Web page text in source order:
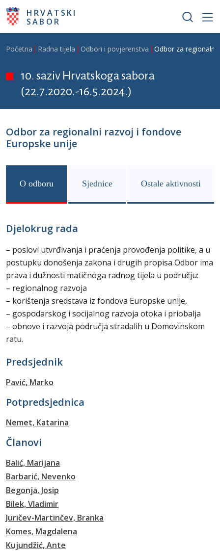
Skoči na glavni sadržaj
HRVATSKI
SABOR
Breadcrumb
Početna Radna tijela Odbori i povjerenstva Odbor za regionalni
10. saziv Hrvatskoga sabora
(22.7.2020.-16.5.2024.)
Odbor za regionalni razvoj i fondove
Europske unije
O odboru Sjednice Ostale aktivnosti
Djelokrug rada
– poslovi utvrđivanja i praćenja provođenja politike, a u
postupku donošenja zakona i drugih propisa Odbor ima
prava i dužnosti matičnoga radnog tijela u području:
– regionalnog razvoja
– korištenja sredstava iz fondova Europske unije,
– gospodarskog i socijalnog razvoja otoka i priobalja
– obnove i razvoja područja stradalih u Domovinskom
ratu.
Predsjednik
Pavić, Marko
Potpredsjednica
Nemet, Katarina
Članovi
Balić, Marijana
Barbarić, Nevenko
Begonja, Josip
Bilek, Vladimir
Juričev-Martinčev, Branka
Komes, Magdalena
Kujundžić, Ante